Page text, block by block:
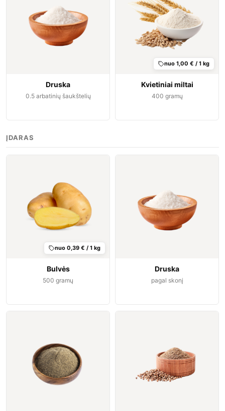
Druska
0.5 arbatinių šaukštelių
nuo 1,00 € / 1 kg
Kvietiniai miltai
400 gramų
ĮDARAS
nuo 0,39 € / 1 kg
Bulvės
500 gramų
Druska
pagal skonį